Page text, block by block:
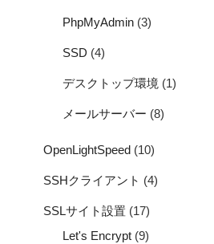
PhpMyAdmin (3)
SSD (4)
デスクトップ環境 (1)
メールサーバー (8)
OpenLightSpeed (10)
SSHクライアント (4)
SSLサイト設置 (17)
Let's Encrypt (9)